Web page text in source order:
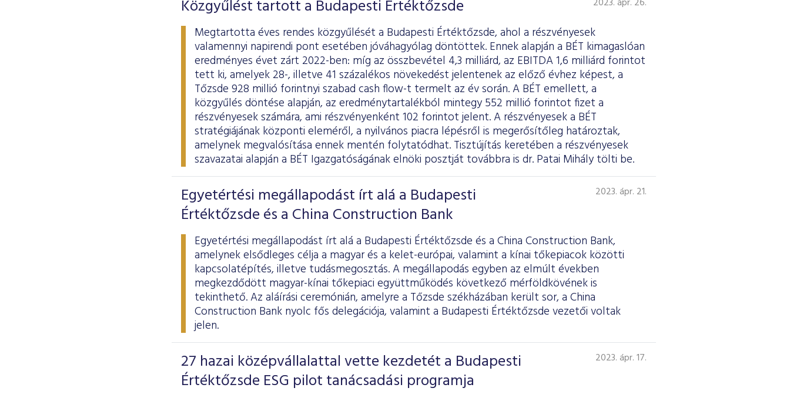
Közgyűlést tartott a Budapesti Értéktőzsde
Megtartotta éves rendes közgyűlését a Budapesti Értéktőzsde, ahol a részvényesek
valamennyi napirendi pont esetében jóváhagyólag döntöttek. Ennek alapján a BÉT kimagaslóan
eredményes évet zárt 2022-ben: míg az összbevétel 4,3 milliárd, az EBITDA 1,6 milliárd forintot
tett ki, amelyek 28-, illetve 41 százalékos növekedést jelentenek az előző évhez képest, a
Tőzsde 928 millió forintnyi szabad cash flow-t termelt az év során. A BÉT emellett, a
közgyűlés döntése alapján, az eredménytartalékból mintegy 552 millió forintot fizet a
részvényesek számára, ami részvényenként 102 forintot jelent. A részvényesek a BÉT
stratégiájának központi eleméről, a nyilvános piacra lépésről is megerősítőleg határoztak,
amelynek megvalósítása ennek mentén folytatódhat. Tisztújítás keretében a részvényesek
szavazatai alapján a BÉT Igazgatóságának elnöki posztját továbbra is dr. Patai Mihály tölti be.
Egyetértési megállapodást írt alá a Budapesti
Értéktőzsde és a China Construction Bank
2023. ápr. 21.
Egyetértési megállapodást írt alá a Budapesti Értéktőzsde és a China Construction Bank,
amelynek elsődleges célja a magyar és a kelet-európai, valamint a kínai tőkepiacok közötti
kapcsolatépítés, illetve tudásmegosztás. A megállapodás egyben az elmúlt években
megkezdődött magyar-kínai tőkepiaci együttműködés következő mérföldkövének is
tekinthető. Az aláírási ceremónián, amelyre a Tőzsde székházában került sor, a China
Construction Bank nyolc fős delegációja, valamint a Budapesti Értéktőzsde vezetői voltak
jelen.
27 hazai középvállalattal vette kezdetét a Budapesti
Értéktőzsde ESG pilot tanácsadási programja
2023. ápr. 17.